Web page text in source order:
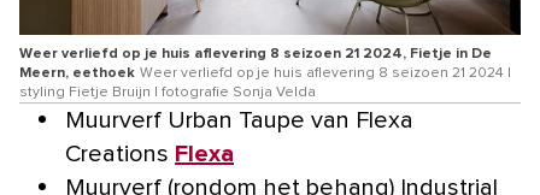
Weer verliefd op je huis aflevering 8 seizoen 21 2024, Fietje in De
Meern, eethoek Weer verliefd op je huis aflevering 8 seizoen 21 2024 |
styling Fietje Bruijn | fotografie Sonja Velda
Muurverf Urban Taupe van Flexa
Creations Flexa
Muurverf (rondom het behang) Industrial